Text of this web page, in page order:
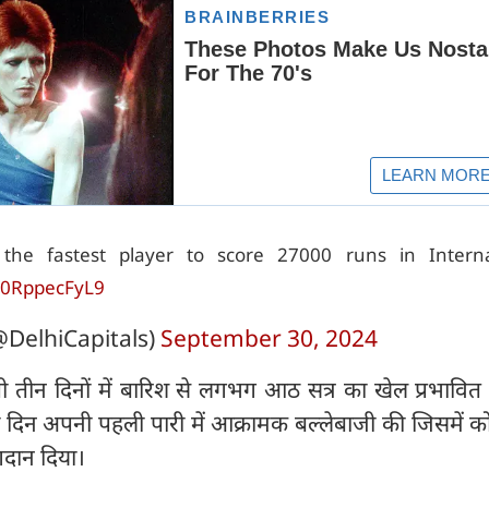
the fastest player to score 27000 runs in
September 30, 2024
दिनों में बारिश से लगभग आठ सत्र का खेल प्रभावित
दिन अपनी पहली पारी में आक्रामक बल्लेबाजी की जिसमें
दिया।